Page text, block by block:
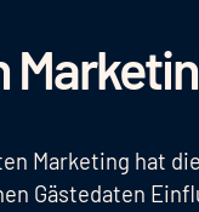
Marketing hat
Gästedaten